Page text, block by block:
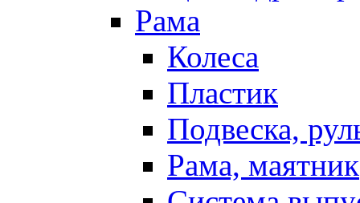
Рама
Колеса
Пластик
Подвеска,
Рама, маятник